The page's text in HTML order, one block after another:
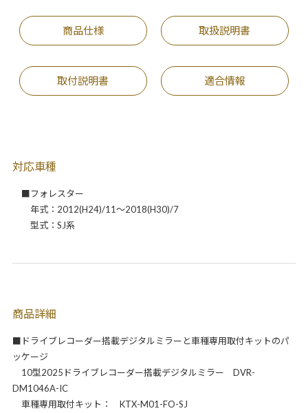
商品仕様 取扱説明書
取付説明書 適合情報
対応車種
■フォレスター
年式：2012(H24)/11～2018(H30)/7
型式：SJ系
商品詳細
■ドライブレコーダー搭載デジタルミラーと車種専用取付キットのパ
ッケージ
10型2025ドライブレコーダー搭載デジタルミラー DVR-
DM1046A-IC
車種専用取付キット： KTX-M01-FO-SJ